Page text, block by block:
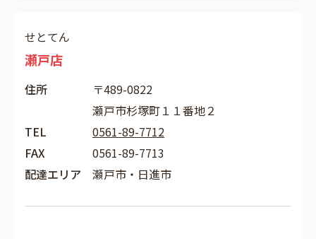
せとてん
瀬戸店
住所
〒489-0822
瀬戸市杉塚町１１番地２
TEL
0561-89-7712
FAX
0561-89-7713
配達エリア
瀬戸市・日進市